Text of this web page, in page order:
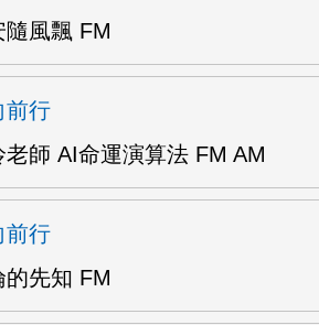
隨風飄 FM
前行
老師 AI命運演算法 FM AM
前行
的先知 FM